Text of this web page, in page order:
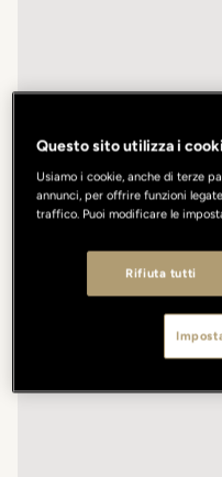
Questo sito utilizza i
Usiamo i cookie, anche di terze
annunci, per offrire funzioni
traffico. Puoi modificare le
Rifiuta tutti